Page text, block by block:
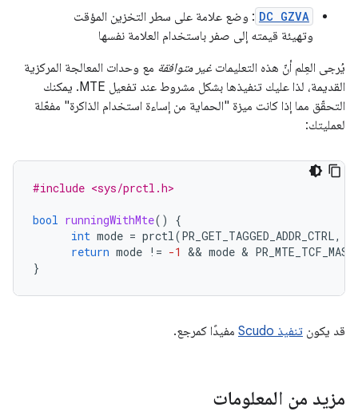
DC GZVA : وضع علامة على سطر التخزين المؤقت
وتهيئة قيمته إلى صفر باستخدام العلامة نفسها
يُرجى العِلم أنّ هذه التعليمات غير متوافقة مع وحدات المعالجة المركزية
القديمة، لذا عليك تنفيذها بشكل مشروط عند تفعيل MTE. يمكنك
التحقّق مما إذا كانت ميزة "الحماية من إساءة استخدام الذاكرة" مفعّلة
لعمليتك:
#include <sys/prctl.h>
bool runningWithMte()
{
int mode = prctl(PR_GET_TAGGED_ADDR_CTRL,
return mode != -1 && mode & PR_MTE_TCF_MASK
}
قد يكون تنفيذ Scudo مفيدًا كمرجع.
مزيد من المعلومات